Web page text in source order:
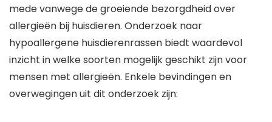
mede vanwege de groeiende bezorgdheid over
allergieën bij huisdieren. Onderzoek naar
hypoallergene huisdierenrassen biedt waardevol
inzicht in welke soorten mogelijk geschikt zijn voor
mensen met allergieën. Enkele bevindingen en
overwegingen uit dit onderzoek zijn: